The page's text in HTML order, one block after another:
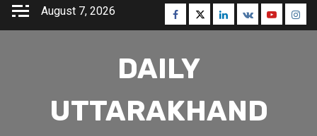
Skip
August 7, 2026 Facebook
TwitterLinkedin
VK Youtube
DAILY
UTTARAKHAND